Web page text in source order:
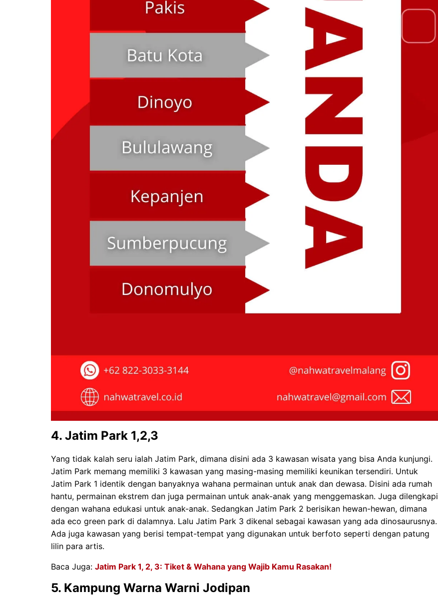
4. Jatim Park 1,2,3
Yang tidak kalah seru ialah Jatim Park, dimana disini ada 3 kawasan wisata yang bisa Anda kunjungi.
Jatim Park memang memiliki 3 kawasan yang masing-masing memiliki keunikan tersendiri. Untuk
Jatim Park 1 identik dengan banyaknya wahana permainan untuk anak dan dewasa. Disini ada rumah
hantu, permainan ekstrem dan juga permainan untuk anak-anak yang menggemaskan. Juga dilengkapi
dengan wahana edukasi untuk anak-anak. Sedangkan Jatim Park 2 berisikan hewan-hewan, dimana
ada eco green park di dalamnya. Lalu Jatim Park 3 dikenal sebagai kawasan yang ada dinosaurusnya.
Ada juga kawasan yang berisi tempat-tempat yang digunakan untuk berfoto seperti dengan patung
lilin para artis.
Baca Juga: Jatim Park 1, 2, 3: Tiket & Wahana yang Wajib Kamu Rasakan!
5. Kampung Warna Warni Jodipan